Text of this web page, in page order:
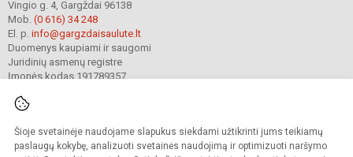
Šioje svetainėje naudojame slapukus siekdami užtikrinti jums teikiamų
paslaugų kokybę, analizuoti svetainės naudojimą ir optimizuoti naršymo
Vingio g. 4, Gargždai 96138
Mob. (0 616) 34 248
El. p. info@gargzdaisaulute.lt
Duomenys kaupiami ir saugomi
Juridinių asmenų registre
Įmonės kodas 191789357
© 2023. Gargždų lopšelis-darželis „Saulutė“. Visos teisės saugomos.
Kopijuoti turinį be raštiško įstaigos administracijos sutikimo griežtai draudžiama.